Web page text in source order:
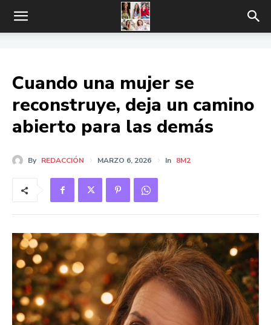
Cuando una mujer se
reconstruye, deja un camino
abierto para las demás
By REDACCIÓN MARZO 6, 2026 In 8M2